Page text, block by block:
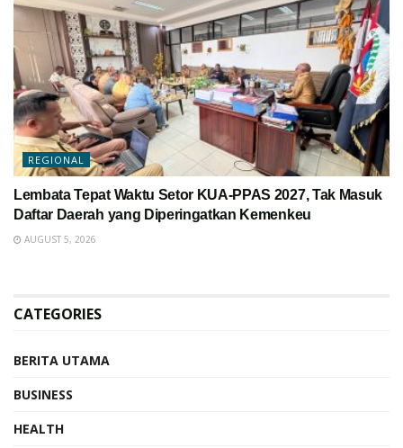
REGIONAL
Lembata Tepat Waktu Setor KUA-PPAS 2027, Tak Masuk
Daftar Daerah yang Diperingatkan Kemenkeu
AUGUST 5, 2026
CATEGORIES
BERITA UTAMA
BUSINESS
HEALTH